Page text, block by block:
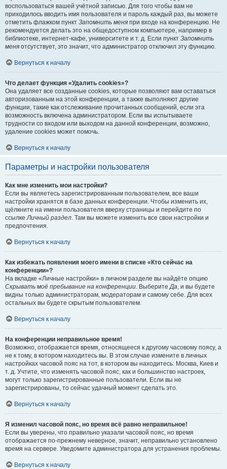
воспользоваться вашей учётной записью. Для того чтобы вам не
приходилось вводить имя пользователя и пароль каждый раз, вы можете
отметить флажком пункт Запомнить меня при входе на конференцию. Не
рекомендуется делать это на общедоступном компьютере, например в
библиотеке, интернет-кафе, университете и т. д. Если пункт Запомнить
меня отсутствует, это значит, что администратор отключил эту функцию.
Вернуться к началу
Что делает функция «Удалить cookies»?
Она удаляет все созданные cookies, которые позволяют вам оставаться
авторизованным на этой конференции, а также выполняют другие
функции, такие как отслеживание прочитанных сообщений, если эта
возможность включена администратором. Если вы испытываете
трудности со входом или выходом на данной конференции, возможно,
удаление cookies может помочь.
Вернуться к началу
Параметры и настройки пользователя
Как мне изменить мои настройки?
Если вы являетесь зарегистрированным пользователем, все ваши
настройки хранятся в базе данных конференции. Чтобы изменить их,
щёлкните на имени пользователя вверху страницы и перейдите по
ссылкеЛичный раздел. Там вы можете изменить все свои настройки и
предпочтения.
Вернуться к началу
Как избежать появления моего имени в списке «Кто сейчас на
конференции»?
На вкладке «Личные настройки» в личном разделе вы найдёте опцию
Скрывать моё пребывание на конференции. ВыберитеДа, и вы будете
видны только администраторам, модераторам и самому себе. Для всех
остальных вы будете скрытым пользователем.
Вернуться к началу
На конференции неправильное время!
Возможно, отображается время, относящееся к другому часовому поясу, а
не к тому, в котором находитесь вы. В этом случае измените в личных
настройках часовой пояс на тот, в котором вы находитесь: Москва, Киев и
т. д. Учтите, что изменять часовой пояс, как и большинство настроек,
могут только зарегистрированные пользователи. Если вы не
зарегистрированы, то сейчас удачный момент сделать это.
Вернуться к началу
Я изменил часовой пояс, но время всё равно неправильное!
Если вы уверены, что правильно указали часовой пояс, но время
отображается по-прежнему неверное, значит, неправильно установлено
время на сервере. Уведомите администратора для устранения проблемы.
Вернуться к началу